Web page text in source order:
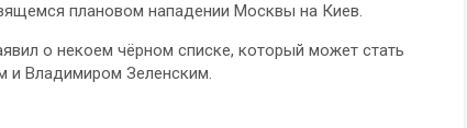
плановом нападении Москвы на Киев.
о некоем чёрном списке, который может стать
и Владимиром Зеленским.